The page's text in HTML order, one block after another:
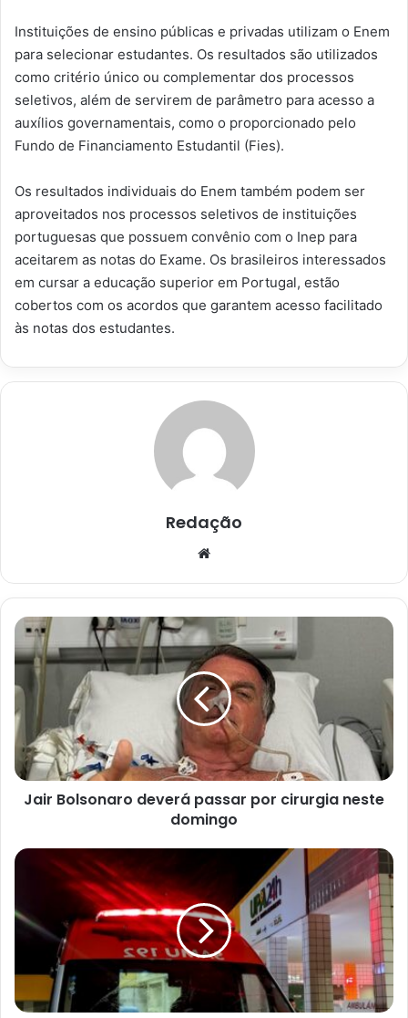
Instituições de ensino públicas e privadas utilizam o Enem
para selecionar estudantes. Os resultados são utilizados
como critério único ou complementar dos processos
seletivos, além de servirem de parâmetro para acesso a
auxílios governamentais, como o proporcionado pelo
Fundo de Financiamento Estudantil (Fies).
Os resultados individuais do Enem também podem ser
aproveitados nos processos seletivos de instituições
portuguesas que possuem convênio com o Inep para
aceitarem as notas do Exame. Os brasileiros interessados
em cursar a educação superior em Portugal, estão
cobertos com os acordos que garantem acesso facilitado
às notas dos estudantes.
Redação
Jair
Bolsonaro
deverá
passar
cirurgia
neste
domingo
Jair Bolsonaro deverá passar por cirurgia neste
domingo
Cruz
registra
dois
acidentes
na
deste